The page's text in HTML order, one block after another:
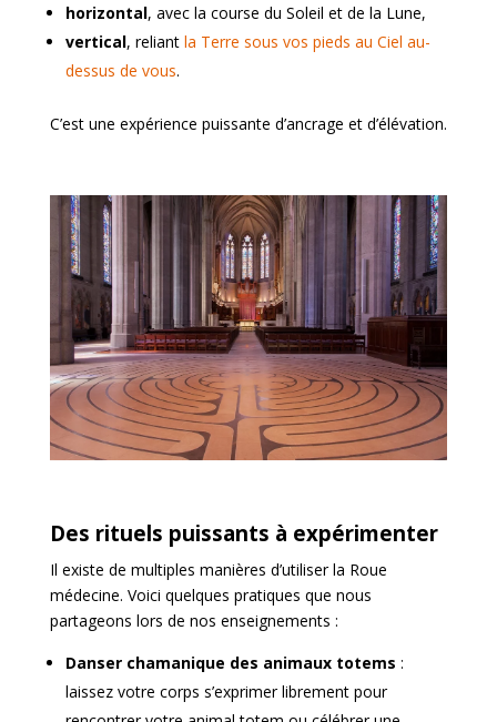
horizontal, avec la course du Soleil et de la Lune,
vertical, reliant la Terre sous vos pieds au Ciel au-
dessus de vous.
C’est une expérience puissante d’ancrage et d’élévation.
Des rituels puissants à expérimenter
Il existe de multiples manières d’utiliser la Roue
médecine. Voici quelques pratiques que nous
partageons lors de nos enseignements :
Danser chamanique des animaux totems :
laissez votre corps s’exprimer librement pour